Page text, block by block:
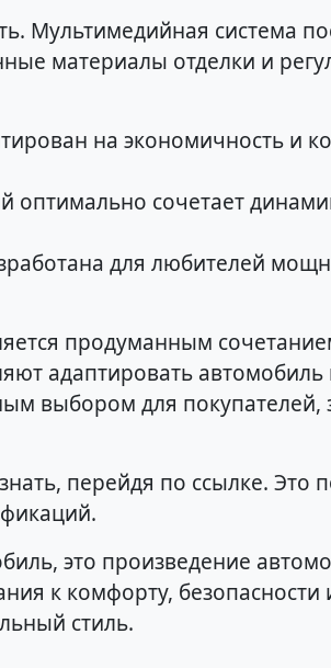
Мультимедийная система
материалы отделки и
на экономичность и
оптимально сочетает
для любителей
продуманным
адаптировать автомобиль
выбором для покупателей,
перейдя по ссылке. Это
это произведение
к комфорту, безопасности
стиль.